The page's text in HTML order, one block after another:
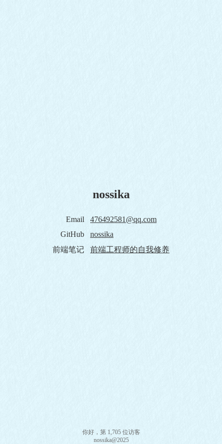
nossika
Email
476492581@qq.com
GitHub
nossika
前端笔记
前端工程师的自我修养
你好，第 1,705位访客
nossika@2025